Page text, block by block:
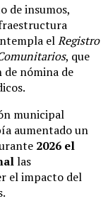
de insumos,
elRegistro
, que
de nómina de
municipal
aumentado un
2026 el
las
el impacto del